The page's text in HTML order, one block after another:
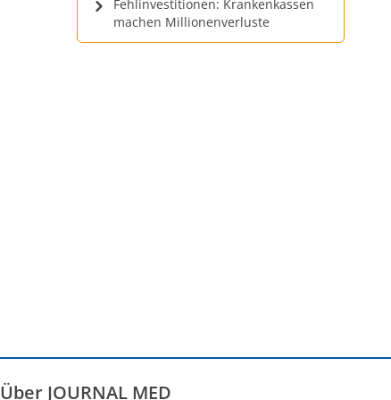
Fehlinvestitionen: Krankenkassen
machen Millionenverluste
Über JOURNAL MED